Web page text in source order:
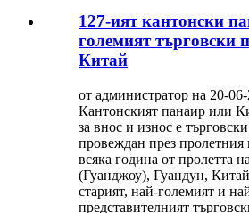
127-ият кантонски
големият търговски
Китай
от администратор на 20-06-
Кантонският панаир или
за внос и износ е
провеждан през пролетния
всяка година от пролетта
(Гуанджоу), Гуандун,
старият, най-големият и
представителният